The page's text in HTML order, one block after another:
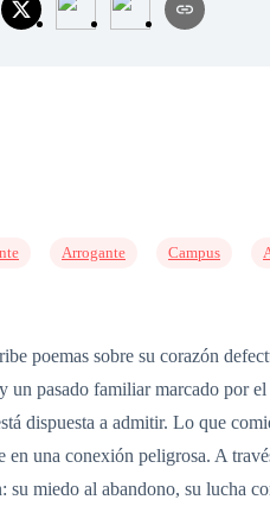
Arrogante Campus
poemas sobre su corazón
pasado familiar marcado por
dispuesta a admitir. Lo que
una conexión peligrosa. A
miedo al abandono, su lucha